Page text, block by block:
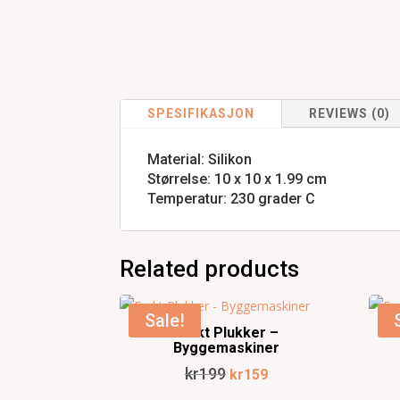
SPESIFIKASJON REVIEWS (0)
Material: Silikon
Størrelse: 10 x 10 x 1.99 cm
Temperatur: 230 grader C
Related products
Sale!
Frukt Plukker –
Byggemaskiner
kr199 Original
kr159Current